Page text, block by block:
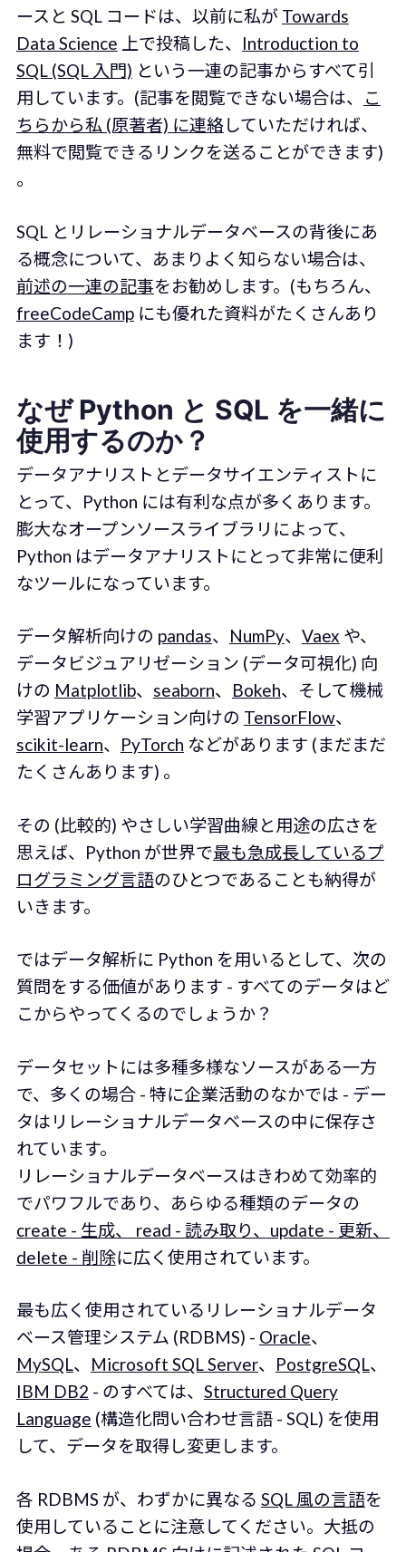
ースと SQL コードは、以前に私が Towards
Data Science 上で投稿した、 Introduction to
SQL (SQL 入門) という一連の記事からすべて引
用しています。(記事を閲覧できない場合は、
こ
ちらから私 (原著者) に連絡していただければ、
無料で閲覧できるリンクを送ることができます)
。
SQL とリレーショナルデータベースの背後にあ
る概念について、あまりよく知らない場合は、
前述の一連の記事をお勧めします。(もちろん、
freeCodeCampにも優れた資料がたくさんあり
ます！)
なぜ Python と SQL を一緒に
使用するのか？
データアナリストとデータサイエンティストに
とって、Python には有利な点が多くあります。
膨大なオープンソースライブラリによって、
Python はデータアナリストにとって非常に便利
なツールになっています。
データ解析向けの pandas、 NumPy、 Vaex や、
データビジュアリゼーション (データ可視化) 向
けの Matplotlib、 seaborn、 Bokeh、そして機械
学習アプリケーション向けの TensorFlow、
scikit-learn、 PyTorch などがあります (まだまだ
たくさんあります) 。
その (比較的) やさしい学習曲線と用途の広さを
思えば、Python が世界で最も急成長しているプ
ログラミング言語のひとつであることも納得が
いきます。
ではデータ解析に Python を用いるとして、次の
質問をする価値があります - すべてのデータはど
こからやってくるのでしょうか？
データセットには多種多様なソースがある一方
で、多くの場合 - 特に企業活動のなかでは - デー
タはリレーショナルデータベースの中に保存さ
れています。
リレーショナルデータベースはきわめて効率的
でパワフルであり、あらゆる種類のデータの
create - 生成、 read - 読み取り、update - 更新、
delete - 削除に広く使用されています。
最も広く使用されているリレーショナルデータ
ベース管理システム (RDBMS) - Oracle、
MySQL、 Microsoft SQL Server、 PostgreSQL、
IBM DB2 - のすべては、 Structured Query
Language (構造化問い合わせ言語 - SQL) を使用
して、データを取得し変更します。
各 RDBMS が、わずかに異なる SQL 風の言語を
使用していることに注意してください。大抵の